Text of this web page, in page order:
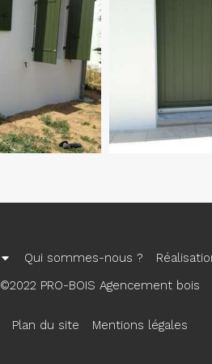
Qui sommes-nous ?
©2022 PRO-BOIS Agencement bois
Plan du site Mentions légales